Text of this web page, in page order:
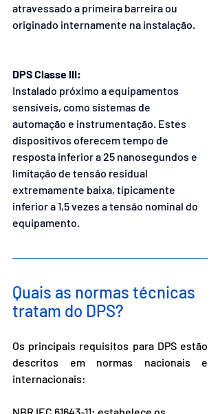
atravessado a primeira barreira ou
originado internamente na instalação.
DPS Classe III:
Instalado próximo a equipamentos
sensíveis, como sistemas de
automação e instrumentação. Estes
dispositivos oferecem tempo de
resposta inferior a 25 nanosegundos e
limitação de tensão residual
extremamente baixa, típicamente
inferior a 1,5 vezes a tensão nominal do
equipamento.
Quais as normas técnicas
tratam do DPS?
Os principais requisitos para DPS estão
descritos em normas nacionais e
internacionais: